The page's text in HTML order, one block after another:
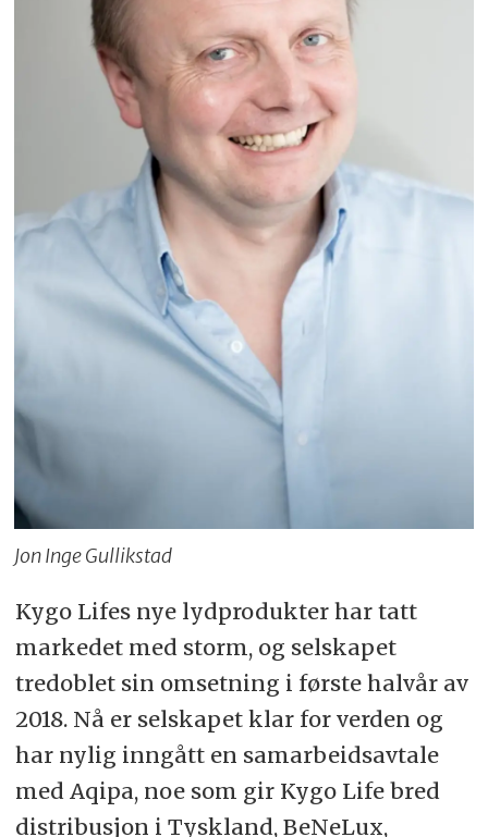
Jon Inge Gullikstad
Kygo Lifes nye lydprodukter har tatt
markedet med storm, og selskapet
tredoblet sin omsetning i første halvår av
2018. Nå er selskapet klar for verden og
har nylig inngått en samarbeidsavtale
med Aqipa, noe som gir Kygo Life bred
distribusjon i Tyskland, BeNeLux,